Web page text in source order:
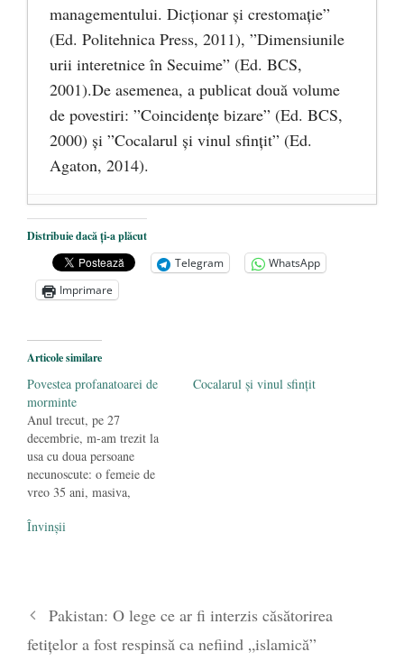
managementului. Dicționar și crestomație”
(Ed. Politehnica Press, 2011), ”Dimensiunile
urii interetnice în Secuime” (Ed. BCS,
2001).De asemenea, a publicat două volume
de povestiri: ”Coincidențe bizare” (Ed. BCS,
2000) și ”Cocalarul și vinul sfințit” (Ed.
Agaton, 2014).
Ochelarii - 2 ianuarie 2017
La un curs
- 9 octombrie 2016
Athosul neamului meu - 26 mai 2016
Distribuie dacă ți-a plăcut
Telegram
WhatsApp
Imprimare
Articole similare
Povestea profanatoarei de
morminte
Anul trecut, pe 27
decembrie, m-am trezit la
usa cu doua persoane
necunoscute: o femeie de
vreo 35 ani, masiva,
fetei barbatoasa, dar luxos
Cocalarul și vinul sfințit
Învinșii
Pakistan: O lege ce ar fi interzis căsătorirea
fetiţelor a fost respinsă ca nefiind „islamică”